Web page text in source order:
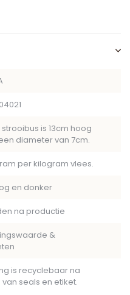
is 13cm hoog
diameter van 7cm.
per kilogram vlees.
en donker
na productie
&
is recyclebaar na
seals en etiket.